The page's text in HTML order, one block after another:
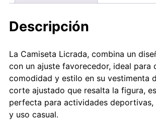
Descripción
La Camiseta Licrada, combina un
con un ajuste favorecedor, ideal para
comodidad y estilo en su vestimenta
corte ajustado que resalta la figura,
perfecta para actividades deportivas,
y uso casual.